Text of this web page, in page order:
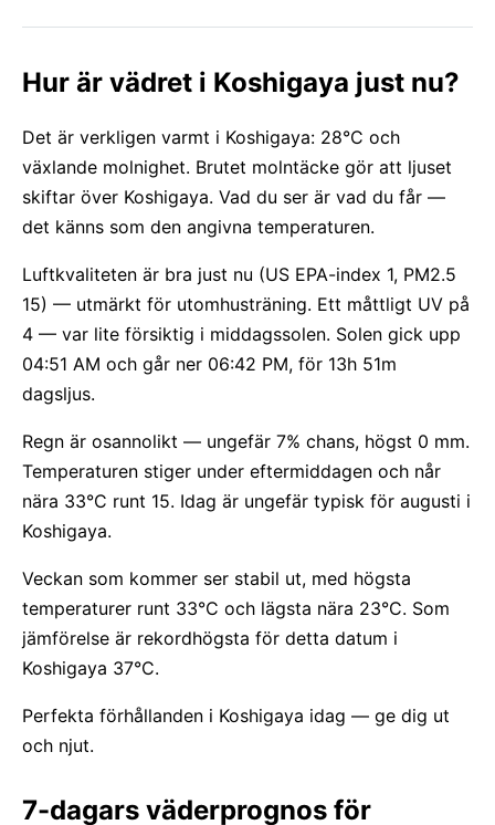
Hur är vädret i Koshigaya just nu?
Det är verkligen varmt i Koshigaya: 28°C och
växlande molnighet. Brutet molntäcke gör att ljuset
skiftar över Koshigaya. Vad du ser är vad du får —
det känns som den angivna temperaturen.
Luftkvaliteten är bra just nu (US EPA-index 1, PM2.5
15) — utmärkt för utomhusträning. Ett måttligt UV på
4 — var lite försiktig i middagssolen. Solen gick upp
04:51 AM och går ner 06:42 PM, för 13h 51m
dagsljus.
Regn är osannolikt — ungefär 7% chans, högst 0 mm.
Temperaturen stiger under eftermiddagen och når
nära 33°C runt 15. Idag är ungefär typisk för augusti i
Koshigaya.
Veckan som kommer ser stabil ut, med högsta
temperaturer runt 33°C och lägsta nära 23°C. Som
jämförelse är rekordhögsta för detta datum i
Koshigaya 37°C.
Perfekta förhållanden i Koshigaya idag — ge dig ut
och njut.
7-dagars väderprognos för